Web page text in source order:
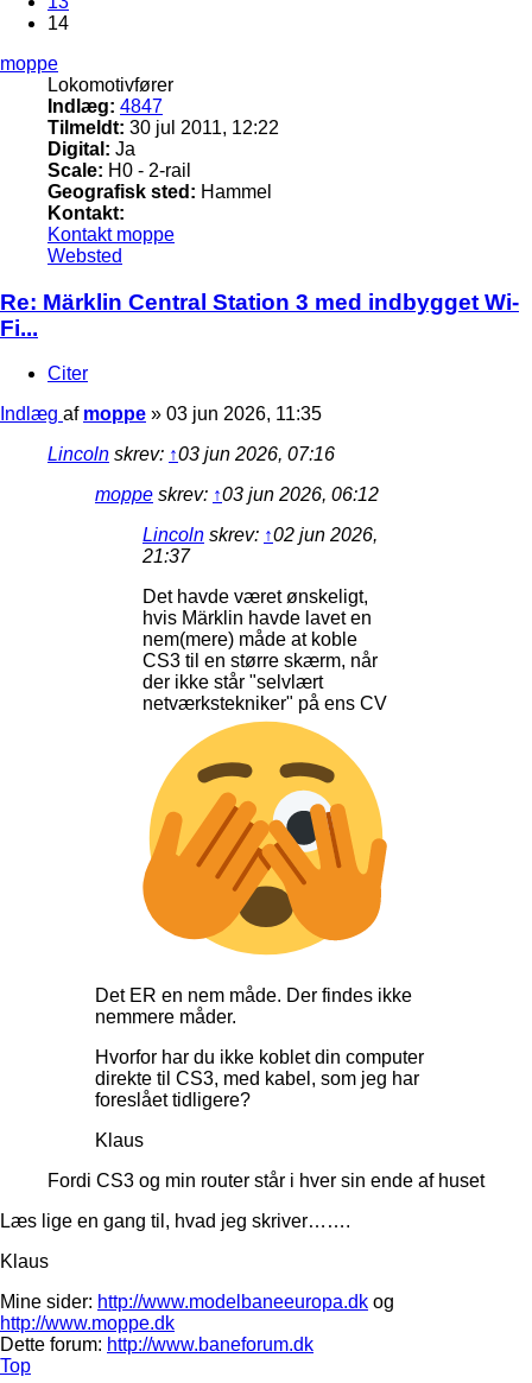
14
moppe
Lokomotivfører
Indlæg: 4847
Tilmeldt: 30 jul 2011, 12:22
Digital: Ja
Scale: H0 - 2-rail
Geografisk sted: Hammel
Kontakt:
Kontakt moppe
Websted
Re: Märklin Central Station 3 med indbygget Wi-
Fi...
Citer
Indlæg af moppe » 03 jun 2026, 11:35
Lincoln skrev: ↑03 jun 2026, 07:16
moppe skrev: ↑03 jun 2026, 06:12
Lincoln skrev: ↑02 jun 2026,
21:37
Det havde været ønskeligt,
hvis Märklin havde lavet en
nem(mere) måde at koble
CS3 til en større skærm, når
der ikke står "selvlært
netværkstekniker" på ens CV
Det ER en nem måde. Der findes ikke
nemmere måder.
Hvorfor har du ikke koblet din computer
direkte til CS3, med kabel, som jeg har
foreslået tidligere?
Klaus
Fordi CS3 og min router står i hver sin ende af huset
Læs lige en gang til, hvad jeg skriver…….
Klaus
Mine sider: http://www.modelbaneeuropa.dk og
http://www.moppe.dk
Dette forum: http://www.baneforum.dk
Top